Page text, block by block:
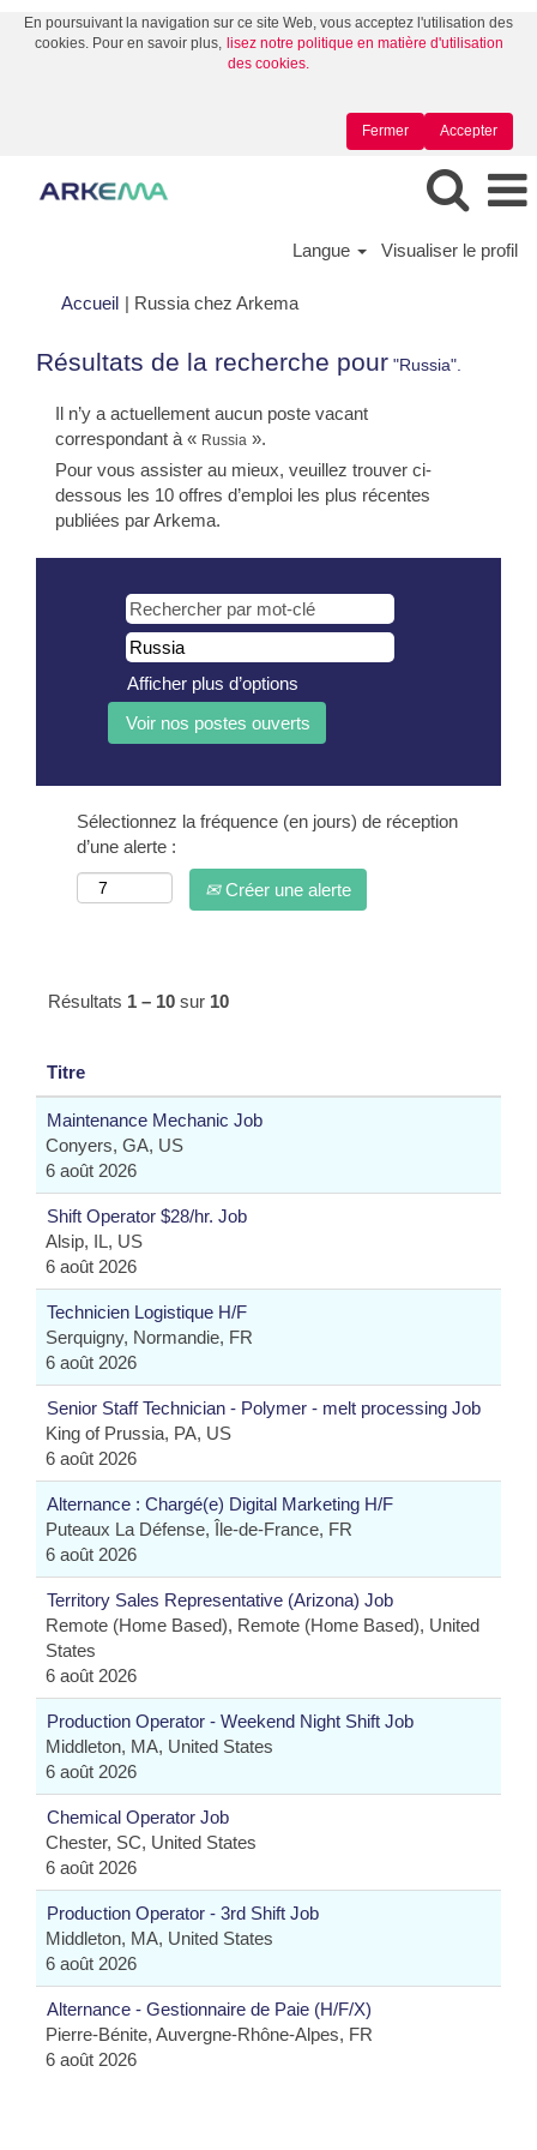
En poursuivant la navigation sur ce site Web, vous acceptez l'utilisation des
cookies. Pour en savoir plus, lisez notre politique en matière d'utilisation
des cookies.
Accepter
Fermer
Langue Visualiser le profil
Accueil | Russia chez Arkema(page
Résultats de la recherche pour "Russia".
Il n’y a actuellement aucun poste vacant
correspondant à « Russia ».
Pour vous assister au mieux, veuillez trouver ci-
dessous les 10 offres d’emploi les plus récentes
publiées par Arkema.
Afficher plus d’options
Sélectionnez la fréquence (en jours) de réception
d’une alerte :
Créer une alerte
Résultats 1 – 10 sur 10
Titre
Maintenance Mechanic Job
Conyers, GA, US
6 août 2026
Shift Operator $28/hr. Job
Alsip, IL, US
6 août 2026
Technicien Logistique H/F
Serquigny, Normandie, FR
6 août 2026
Senior Staff Technician - Polymer - melt processing Job
King of Prussia, PA, US
6 août 2026
Alternance : Chargé(e) Digital Marketing H/F
Puteaux La Défense, Île-de-France, FR
6 août 2026
Territory Sales Representative (Arizona) Job
Remote (Home Based), Remote (Home Based), United
States
6 août 2026
Production Operator - Weekend Night Shift Job
Middleton, MA, United States
6 août 2026
Chemical Operator Job
Chester, SC, United States
6 août 2026
Production Operator - 3rd Shift Job
Middleton, MA, United States
6 août 2026
Alternance - Gestionnaire de Paie (H/F/X)
Pierre-Bénite, Auvergne-Rhône-Alpes, FR
6 août 2026